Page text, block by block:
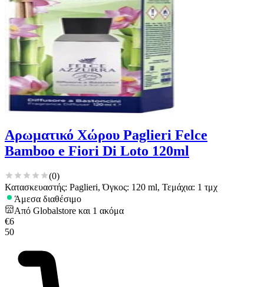
Αρωματικό Χώρου Paglieri Felce
Bamboo e Fiori Di Loto 120ml
(0)
Κατασκευαστής: Paglieri, Όγκος: 120 ml, Τεμάχια: 1 τμχ
Άμεσα διαθέσιμο
Από Globalstore και 1 ακόμα
€6
50